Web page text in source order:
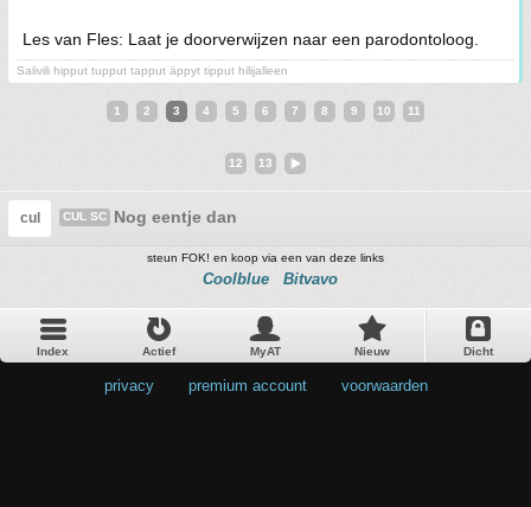
Les van Fles: Laat je doorverwijzen naar een parodontoloog.
Salivili hipput tupput tapput äppyt tipput hilijalleen
1 2 3 4 5 6 7 8 9 10 11
12 13
cul CUL SC Nog eentje dan
steun FOK! en koop via een van deze links
Coolblue Bitvavo
Index Actief MyAT Nieuw Dicht
privacy premium account voorwaarden